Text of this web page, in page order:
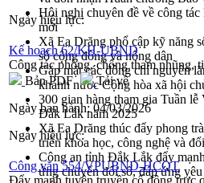
Hội nghị chuyên đề về công
mới
Xã Ea Drăng phổ cập kỹ năng
số cộng đồng và nông dân
Gặp mặt các đồng chí nguyên
khánh nước Cộng hòa xã hội
300 gian hàng tham gia Tuần
Đắk Lắk năm 2025
Xã Ea Drăng thúc đẩy phong
triển khoa học, công nghệ và
Công an tỉnh Đắk Lắk đẩy
ứng chuyển đổi số, đáp ứng
Ngày hiệu lực:
Kế hoạch 62/KH-UBND
Công tác phòng, chống tham nhũng,
Bản PDF
Tải về
Ngày ban hành:04/03/2026
Ngày hiệu lực:
Công văn 554/VPUBND-HCQT